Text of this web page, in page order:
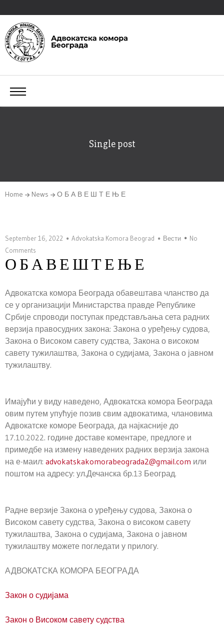
Single post
Home News О Б А В Е Ш Т Е Њ Е
September 16, 2022 Advokatska Komora Beograd Вести
No
Comments
О Б А В Е Ш Т Е Њ Е
Адвокатска комора Београда обавештава чланство да
се у организацији Министарства правде Републике
Србије спроводи поступак представљања сета радних
верзија правосудних закона: Закона о уређењу судова,
Закона о Високом савету судства, Закона о високом
савету тужилаштва, Закона о судијама, Закона о јавном
тужилаштву.
Имајући у виду наведено, Адвокатска комора Београда
овим путем упућује позив свим адвокатима, члановима
Адвокатске коморе Београда, да најкасније до
17.10.2022. године доставе коментаре, предлоге и
примедбе на измену наведених радних верзија закона
на е-маил: advokatskakomorabeograda2@gmail.com или
поштом на адресу: ул.Дечанска бр.13 Београд.
Радне верзије Закона о уређењу судова, Закона о
Високом савету судства, Закона о високом савету
тужилаштва, Закона о судијама, Закона о јавном
тужилаштву можете погледати у прилогу.
АДВОКАТСКА КОМОРА БЕОГРАДА
Закон о судијама
Закон о Високом савету судства